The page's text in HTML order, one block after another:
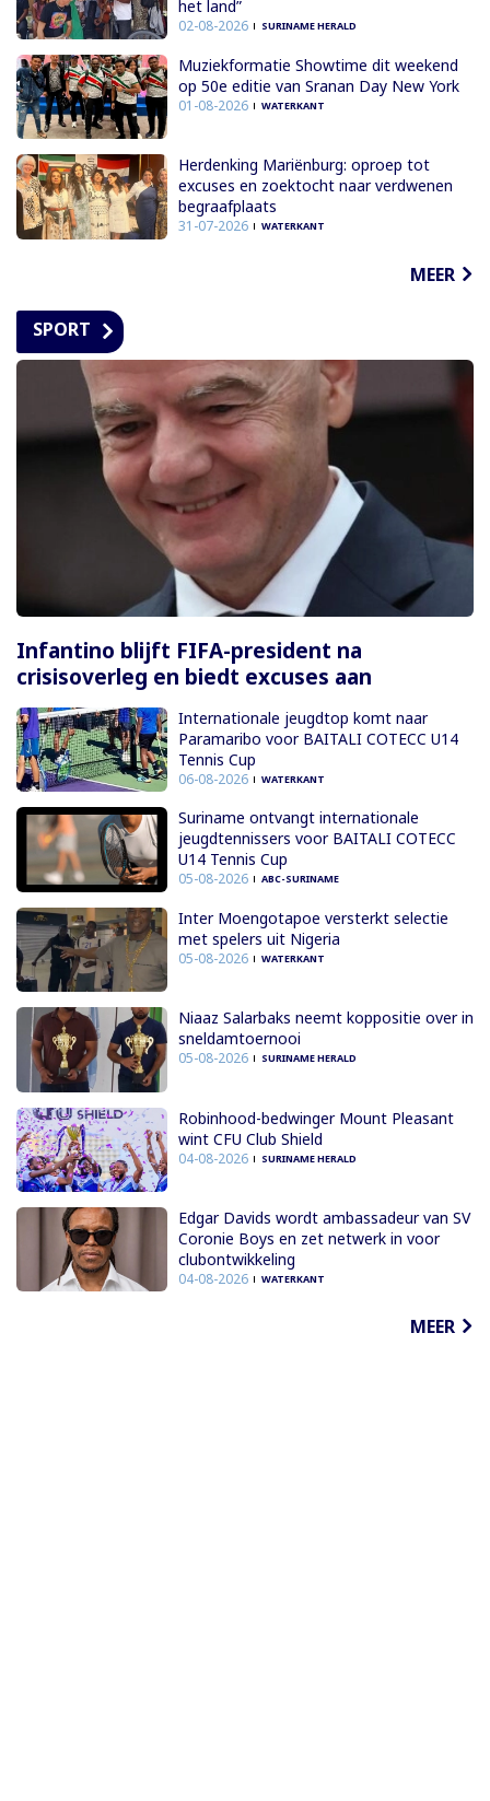
het land”
02-08-2026 SURINAME HERALD
Muziekformatie Showtime dit weekend
op 50e editie van Sranan Day New York
01-08-2026 WATERKANT
Herdenking Mariënburg: oproep tot
excuses en zoektocht naar verdwenen
begraafplaats
31-07-2026 WATERKANT
MEER
SPORT
Infantino blijft FIFA-president na
crisisoverleg en biedt excuses aan
Internationale jeugdtop komt naar
Paramaribo voor BAITALI COTECC U14
Tennis Cup
06-08-2026 WATERKANT
Suriname ontvangt internationale
jeugdtennissers voor BAITALI COTECC
U14 Tennis Cup
05-08-2026 ABC-SURINAME
Inter Moengotapoe versterkt selectie
met spelers uit Nigeria
05-08-2026 WATERKANT
Niaaz Salarbaks neemt koppositie over in
sneldamtoernooi
05-08-2026 SURINAME HERALD
Robinhood-bedwinger Mount Pleasant
wint CFU Club Shield
04-08-2026 SURINAME HERALD
Edgar Davids wordt ambassadeur van SV
Coronie Boys en zet netwerk in voor
clubontwikkeling
04-08-2026 WATERKANT
MEER